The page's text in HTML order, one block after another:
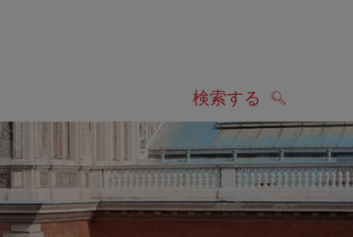
検索する